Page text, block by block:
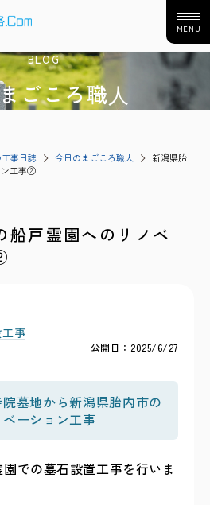
MENU
BLOG
ごころ職⼈
事日誌 今日のまごころ職人
新潟県胎
ン工事②
船戸霊園へのリノベ
事
公開日：2025/6/27
墓地から新潟県胎内市の
ーション工事
での墓石設置工事を行いま